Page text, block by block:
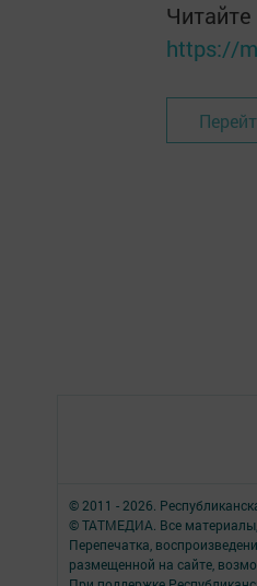
https://
© 2011 - 2026.
© ТАТМЕДИА. Все
Перепечатка,
размещенной на сайте,